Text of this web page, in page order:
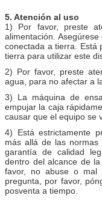
5. Atención al uso
1) Por favor, preste
alimentación.
conectada a tierra. Está
tierra para utilizar este
2) Por favor, preste
agua, para no afectar a
3) La máquina de
empujar la caja
causar que el equipo se
4) Está estrictamente
más allá de las
garantía de calidad
dentro del alcance de
favor, no abuse o mal
pregunta, por favor,
posventa a tiempo.